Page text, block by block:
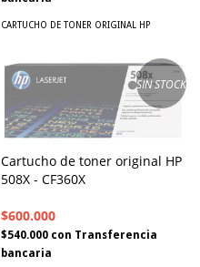
CARTUCHO DE TONER ORIGINAL HP
SIN STOCK
Cartucho de toner original HP
508X - CF360X
$600.000
$540.000 con Transferencia
bancaria